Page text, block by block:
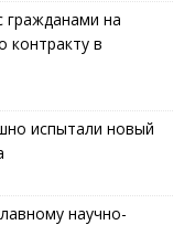
гражданами на
контракту в
испытали новый
научно-